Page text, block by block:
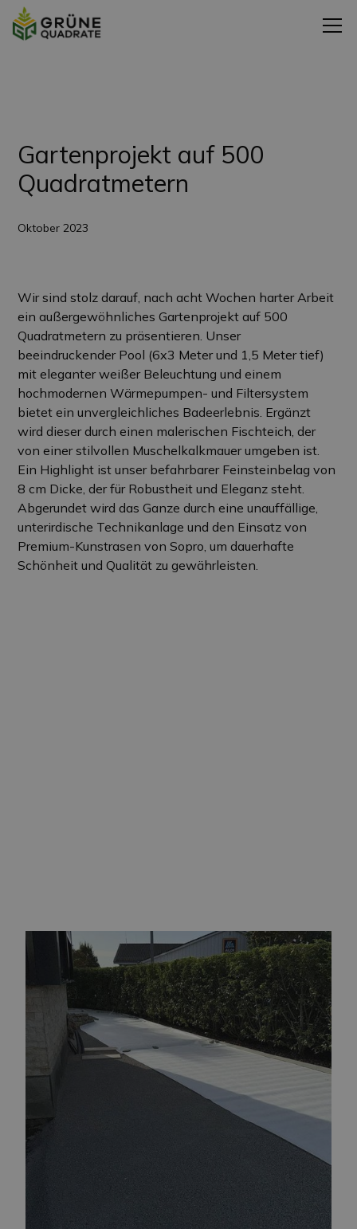
Gartenprojekt auf 500
Quadratmetern
Oktober 2023
Wir sind stolz darauf, nach acht Wochen harter Arbeit
ein außergewöhnliches Gartenprojekt auf 500
Quadratmetern zu präsentieren. Unser
beeindruckender Pool (6x3 Meter und 1,5 Meter tief)
mit eleganter weißer Beleuchtung und einem
hochmodernen Wärmepumpen- und Filtersystem
bietet ein unvergleichliches Badeerlebnis. Ergänzt
wird dieser durch einen malerischen Fischteich, der
von einer stilvollen Muschelkalkmauer umgeben ist.
Ein Highlight ist unser befahrbarer Feinsteinbelag von
8 cm Dicke, der für Robustheit und Eleganz steht.
Abgerundet wird das Ganze durch eine unauffällige,
unterirdische Technikanlage und den Einsatz von
Premium-Kunstrasen von Sopro, um dauerhafte
Schönheit und Qualität zu gewährleisten.